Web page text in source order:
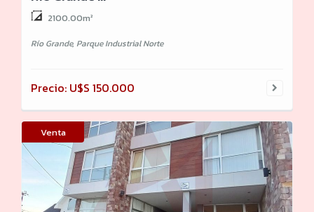
2100.00m²
Río Grande, Parque Industrial Norte
Precio: U$S 150.000
Venta